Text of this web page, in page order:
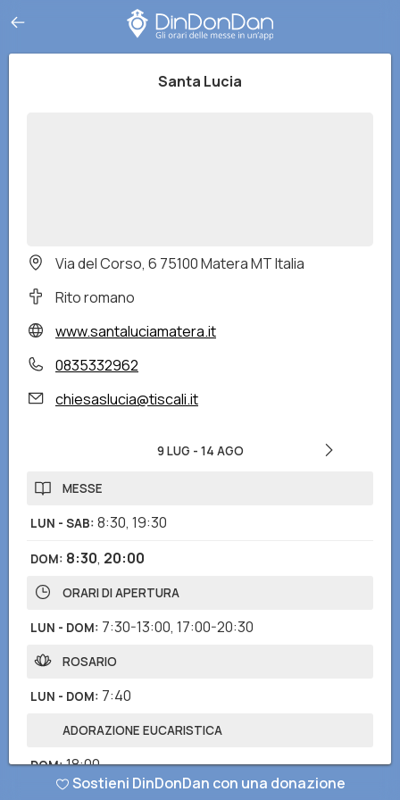
Santa Lucia
Via del Corso, 6 75100 Matera MT Italia
Rito romano
www.santaluciamatera.it
0835332962
chiesaslucia@tiscali.it
9 LUG - 14 AGO
MESSE
LUN - SAB: 8:30, 19:30
DOM: 8:30, 20:00
ORARI DI APERTURA
LUN - DOM: 7:30-13:00, 17:00-20:30
ROSARIO
LUN - DOM: 7:40
ADORAZIONE EUCARISTICA
DOM:18:00
Sostieni DinDonDan con una donazione